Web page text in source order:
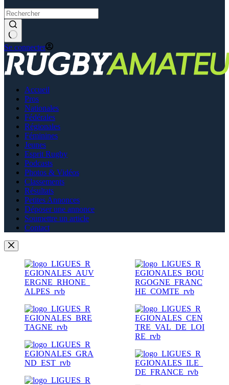
Se connecter
Accueil
Pros
Nationales
Fédérales
Régionales
Féminines
Jeunes
Esprit Rugby
Podcasts
Photos & Vidéos
Classements
Résultats
Petites Annonces
Déposer une annonce
Soumettre un article
Contact